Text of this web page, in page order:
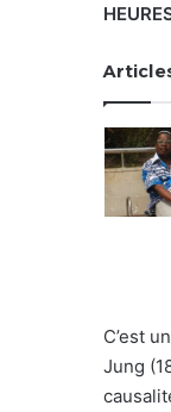
C’est
Jung